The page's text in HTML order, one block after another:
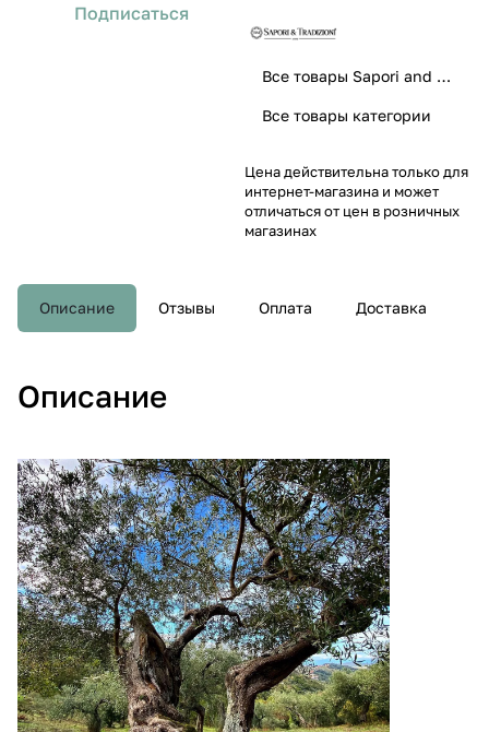
Подписаться
Все товары Sapori and Tradizioni
Все товары категории
Цена действительна только для
интернет-магазина и может
отличаться от цен в розничных
магазинах
Описание Отзывы Оплата Доставка
Описание